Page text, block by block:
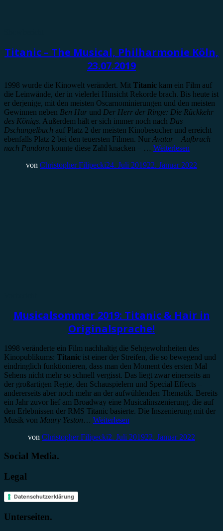
Titanic – The Musical, Philharmonie Köln,
23.07.2019
1998 wurde die Kinowelt verändert. Mit Titanic kam ein Film auf
die Leinwände, der in vielerlei Hinsicht Rekorde brach. Bis heute ist
er derjenige, mit den meisten Oscarnominierungen und den meisten
Gewinnen neben Ben Hur und Der Herr der Ringe: Die Rückkehr
des Königs. Außerdem hält er sich immer noch nach Das
Dschungelbuch auf Platz 2 der meisten Kinobesucher und erreicht
ebenfalls Platz 2 bei den teuersten Filmen. Nur Avatar – Aufbruch
nach Pandora konnte diese Zahl knacken – … Weiterlesen
von Christopher Filipecki24. Juli 201922. Januar 2022
Musicalsommer 2019: Titanic & Hair in
Originalsprache!
1998 veränderte ein Film nachhaltig die Sehgewohnheiten des
Kinopublikums: Titanic ist einer der Streifen, die so bewegend und
eindringlich funktionieren, dass man den Moment des ersten Mal
Sehens nicht mehr so schnell vergisst. Das liegt zwar einerseits an
der großartigen Regie, den Schauspielern und Special Effects –
andererseits aber noch mehr an der aufwühlenden Thematik. Bereits
ein Jahr zuvor lief am Broadway eine Musicalinszenierung, die auf
den Erlebnissen der RMS Titanic basierte. Die Inszenierung mit der
Musik von Maury Yeston… Weiterlesen
von Christopher Filipecki2. Juli 201922. Januar 2022
Social Media.
Legal
Datenschutzerklärung
Unterseiten.